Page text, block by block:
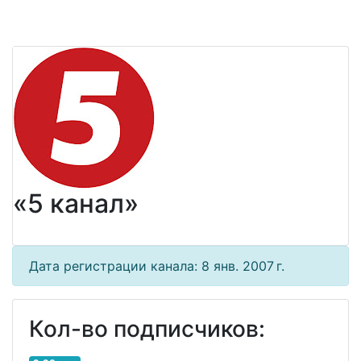
«5 канал»
Дата регистрации канала: 8 янв. 2007 г.
Кол-во подписчиков: